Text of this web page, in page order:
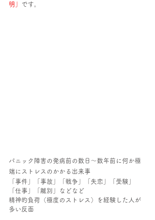
明」
です。
パニック障害の発病前の数日～数年前に何か極
端にストレスのかかる出来事
「事件」「事故」「戦争」「失恋」「受験」
「仕事」「離別」などなど
精神的負荷（極度のストレス）を経験した人が
多い反面